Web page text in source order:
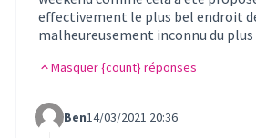
effectivement le plus bel endroit
malheureusement inconnu du
Masquer {count} réponses
Commentaire 348 (réponse au
Ben14/03/2021 20:36